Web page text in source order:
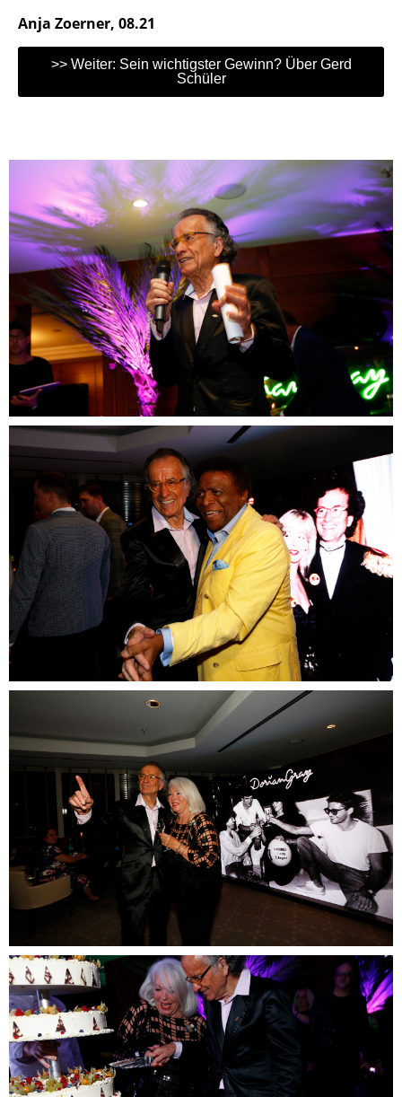
Anja Zoerner, 08.21
>> Weiter: Sein wichtigster Gewinn? Über Gerd
Schüler